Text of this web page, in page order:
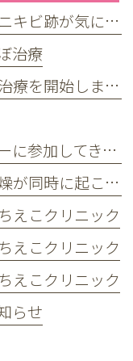
ダーマペンの効果とは？毛穴やニキビ跡が気になる方へ
治療
多汗症のイオントフォレーシス治療を開始しました
ゼオスキンヘルスの東京セミナーに参加してきました
混合肌の原因とは？テカリと乾燥が同時に起こる理由とケア方法
えこクリニック
えこクリニック
えこクリニック
らせ